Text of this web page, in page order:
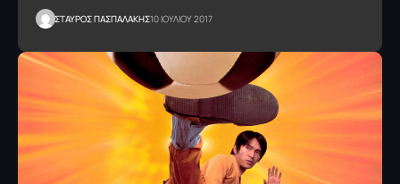
ΣΤΑΥΡΟΣ ΠΑΣΠΑΛΑΚΗΣ10 ΙΟΥΛΙΟΥ 2017